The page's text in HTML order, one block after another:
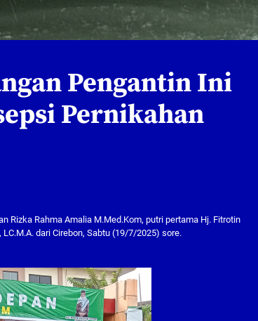
Pengantin Ini
Pernikahan
Rizka Rahma Amalia M.Med.Kom, putri pertama Hj. Fitrotin
dari Cirebon, Sabtu (19/7/2025) sore.